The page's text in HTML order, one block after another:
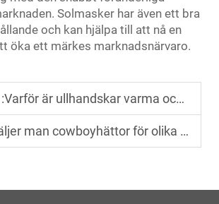
Solmasker har även ett bra
och kan hjälpa till att nå en
öka ett märkes marknadsnärvaro.
Varför är ullhandskar varma och slitstarka?
man cowboyhättor för olika ansiktsformer?